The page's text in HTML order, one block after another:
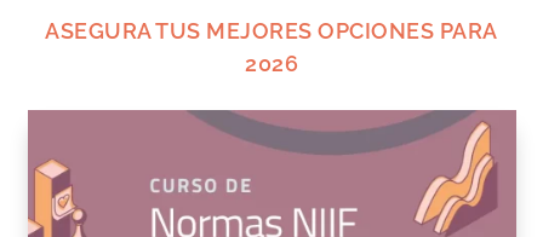
ASEGURA TUS MEJORES OPCIONES PARA
2026